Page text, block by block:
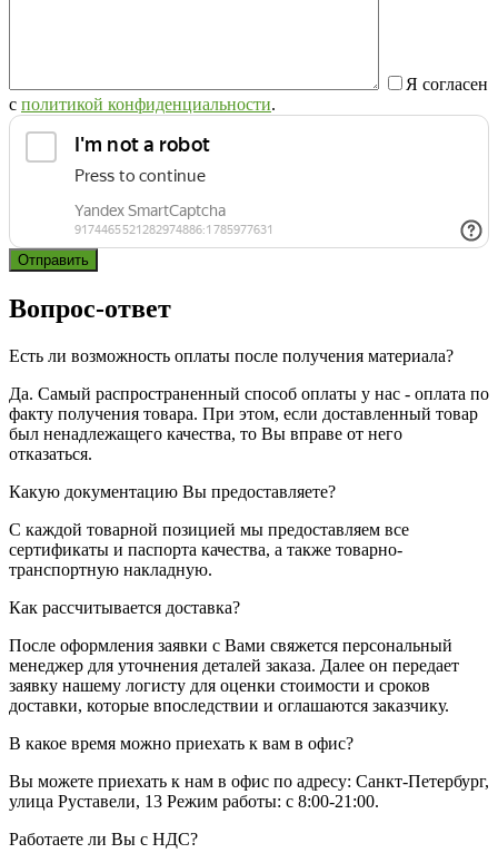
Я согласен
с политикой конфиденциальности.
Вопрос-ответ
Есть ли возможность оплаты после получения материала?
Да. Самый распространенный способ оплаты у нас - оплата по
факту получения товара. При этом, если доставленный товар
был ненадлежащего качества, то Вы вправе от него
отказаться.
Какую документацию Вы предоставляете?
С каждой товарной позицией мы предоставляем все
сертификаты и паспорта качества, а также товарно-
транспортную накладную.
Как рассчитывается доставка?
После оформления заявки с Вами свяжется персональный
менеджер для уточнения деталей заказа. Далее он передает
заявку нашему логисту для оценки стоимости и сроков
доставки, которые впоследствии и оглашаются заказчику.
В какое время можно приехать к вам в офис?
Вы можете приехать к нам в офис по адресу: Санкт-Петербург,
улица Руставели, 13 Режим работы: с 8:00-21:00.
Работаете ли Вы с НДС?